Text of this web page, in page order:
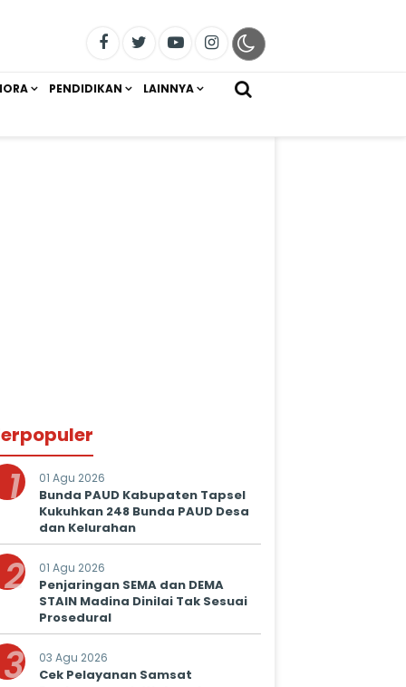
PENDIDIKAN LAINNYA
1 01 Agu 2026
Bunda PAUD Kabupaten Tapsel
Kukuhkan 248 Bunda PAUD Desa
dan Kelurahan
2 01 Agu 2026
Penjaringan SEMA dan DEMA
STAIN Madina Dinilai Tak Sesuai
Prosedural
3 03 Agu 2026
Cek Pelayanan Samsat